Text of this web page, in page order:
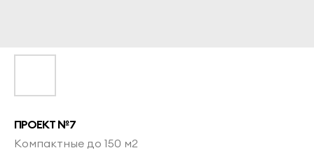
ПРОЕКТ №7
Компактные до 150 м2